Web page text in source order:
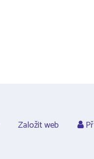
Založit web